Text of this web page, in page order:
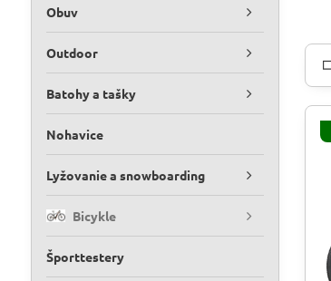
Obuv
Outdoor
Batohy a tašky
Nohavice
Lyžovanie a snowboarding
Bicykle
Športtestery